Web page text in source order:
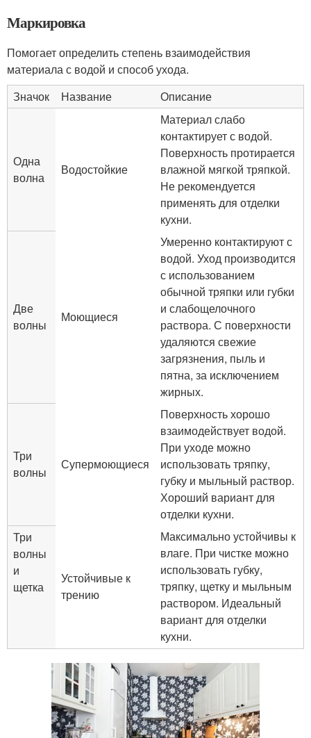
Маркировка
Помогает определить степень взаимодействия
материала с водой и способ ухода.
Значок
Название Описание
Одна
волна
Водостойкие
Материал слабо
контактирует с водой.
Поверхность протирается
влажной мягкой тряпкой.
Не рекомендуется
применять для отделки
кухни.
Две
волны
Моющиеся
Умеренно контактируют с
водой. Уход производится
с использованием
обычной тряпки или губки
и слабощелочного
раствора. С поверхности
удаляются свежие
загрязнения, пыль и
пятна, за исключением
жирных.
Три
волны
Супермоющиеся
Поверхность хорошо
взаимодействует водой.
При уходе можно
использовать тряпку,
губку и мыльный раствор.
Хороший вариант для
отделки кухни.
Три
волны
и
щетка
Устойчивые к
трению
Максимально устойчивы к
влаге. При чистке можно
использовать губку,
тряпку, щетку и мыльным
раствором. Идеальный
вариант для отделки
кухни.